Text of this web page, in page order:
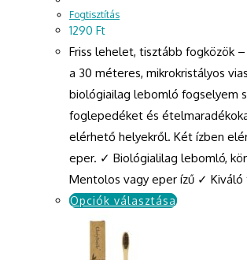
Fogtisztítás
1290 Ft
Friss lehelet, tisztább fogközök
a 30 méteres, mikrokristályos
biológiailag lebomló fogselyem
foglepedéket és
elérhető helyekről. Két ízben
eper. ✓ Biológialilag lebomló,
Mentolos vagy eper ízű ✓ Kiváló
Opciók választása